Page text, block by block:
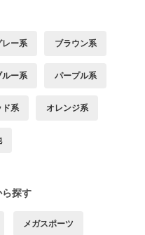
レー系 ブラウン系
ルー系 パープル系
ド系 オレンジ系
探す
メガスポーツ